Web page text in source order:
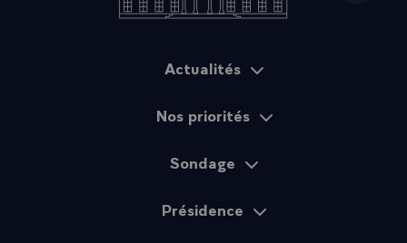
Actualités
Nos priorités
Sondage
Présidence